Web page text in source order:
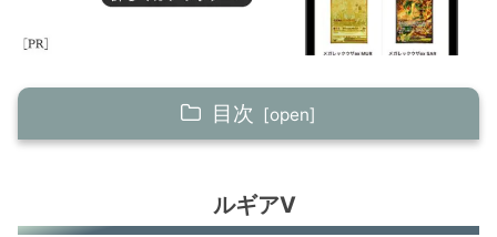
目次
そらをとぶピカチュウVルギアV